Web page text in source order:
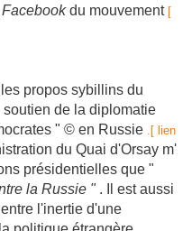
Facebookdu mouvement [
propos sybillins du
de la diplomatie
" © en Russie .[ lien
du Quai d'Orsay m'
présidentielles que "
la Russie ". Il est aussi
l'inertie d'une